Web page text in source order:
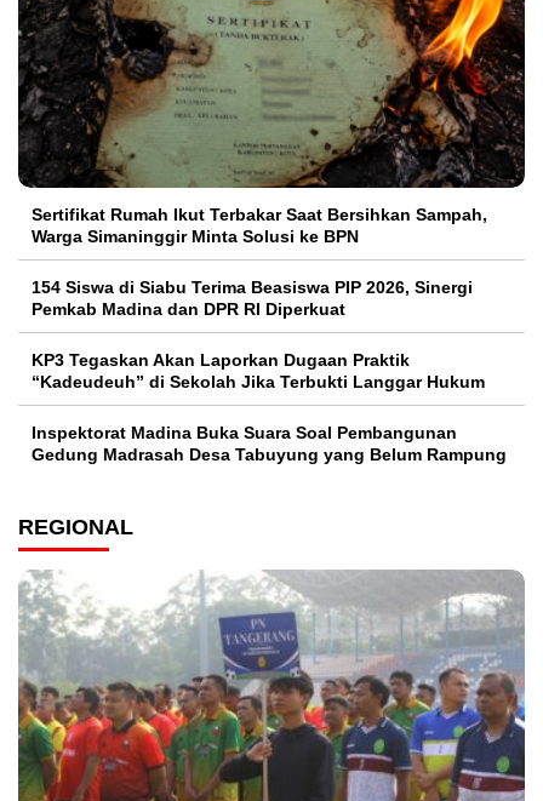
Sertifikat Rumah Ikut Terbakar Saat Bersihkan Sampah,
Warga Simaninggir Minta Solusi ke BPN
154 Siswa di Siabu Terima Beasiswa PIP 2026, Sinergi
Pemkab Madina dan DPR RI Diperkuat
KP3 Tegaskan Akan Laporkan Dugaan Praktik
“Kadeudeuh” di Sekolah Jika Terbukti Langgar Hukum
Inspektorat Madina Buka Suara Soal Pembangunan
Gedung Madrasah Desa Tabuyung yang Belum Rampung
REGIONAL